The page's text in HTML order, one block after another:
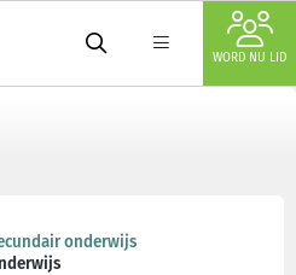
WORD NU LID
onderwijs